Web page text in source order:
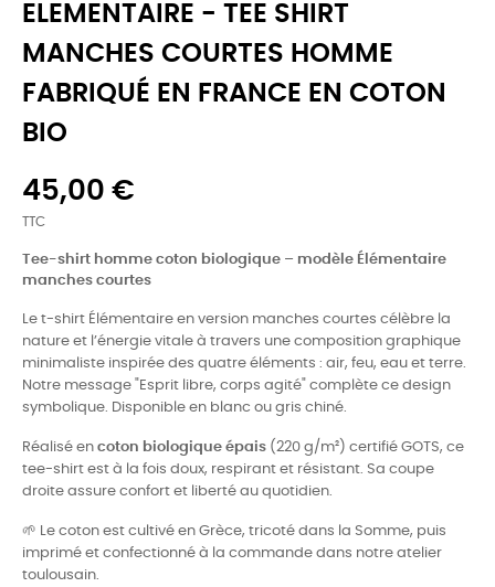
ELEMENTAIRE - TEE SHIRT
MANCHES COURTES HOMME
FABRIQUÉ EN FRANCE EN COTON
BIO
45,00 €
TTC
Tee-shirt homme coton biologique – modèle Élémentaire
manches courtes
Le t-shirt Élémentaire en version manches courtes célèbre la
nature et l’énergie vitale à travers une composition graphique
minimaliste inspirée des quatre éléments : air, feu, eau et terre.
Notre message "Esprit libre, corps agité" complète ce design
symbolique. Disponible en blanc ou gris chiné.
Réalisé en coton biologique épais (220 g/m²) certifié GOTS, ce
tee-shirt est à la fois doux, respirant et résistant. Sa coupe
droite assure confort et liberté au quotidien.
🌱 Le coton est cultivé en Grèce, tricoté dans la Somme, puis
imprimé et confectionné à la commande dans notre atelier
toulousain.